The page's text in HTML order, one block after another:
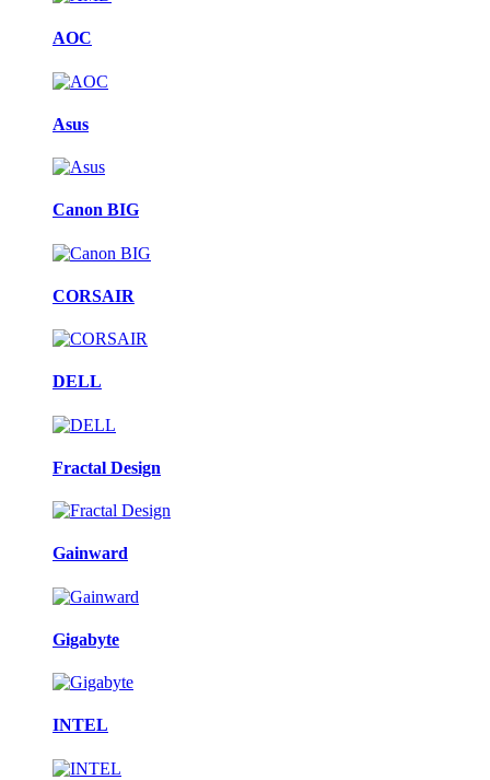
AOC
Asus
Canon BIG
CORSAIR
DELL
Fractal Design
Gainward
Gigabyte
INTEL